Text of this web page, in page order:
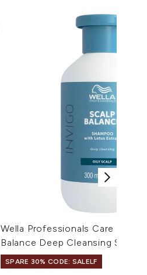
Wella Professionals Care
Balance Deep Cleansing
SPARE 30% CODE: SALELF